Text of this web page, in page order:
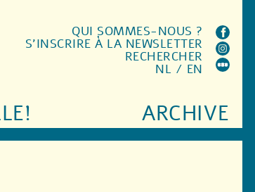
ARCHIVE
QUI SOMMES-NOUS ?
S'INSCRIRE À LA NEWSLETTER
RECHERCHER
NL / EN